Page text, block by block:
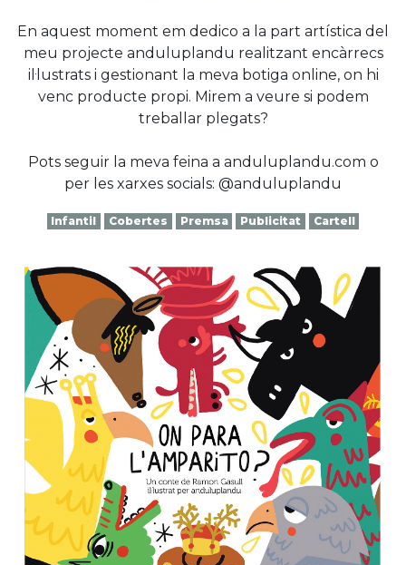
En aquest moment em dedico a la part artística del
meu projecte anduluplandu realitzant encàrrecs
il·lustrats i gestionant la meva botiga online, on hi
venc producte propi. Mirem a veure si podem
treballar plegats?
Pots seguir la meva feina a anduluplandu.com o
per les xarxes socials: @anduluplandu
Infantil Cobertes Premsa Publicitat Cartell